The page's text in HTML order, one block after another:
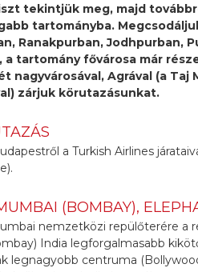
tekintjük meg, majd
tartományba.
Ranakpurban, Jodhpurban,
tartomány fővárosa már
nagyvárosával, Agrával (a Taj
zárjuk körutazásunkat.
a Turkish Airlines
(BOMBAY),
nemzetközi repülőterére a
India legforgalmasabb
legnagyobb centruma